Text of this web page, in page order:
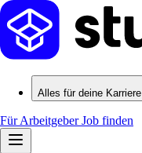
Alles für deine Karriere
Für ArbeitgeberJob finden